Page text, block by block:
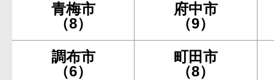
青梅市
（8）
府中市
（9）
調布市
（6）
町田市
（8）